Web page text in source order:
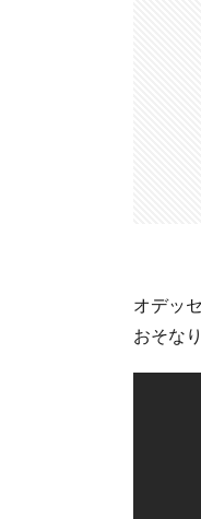
オデッ
おそな